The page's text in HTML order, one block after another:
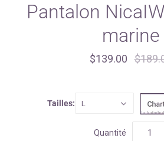
Pantalon
marine
$139.00
Tailles: L
Quantité